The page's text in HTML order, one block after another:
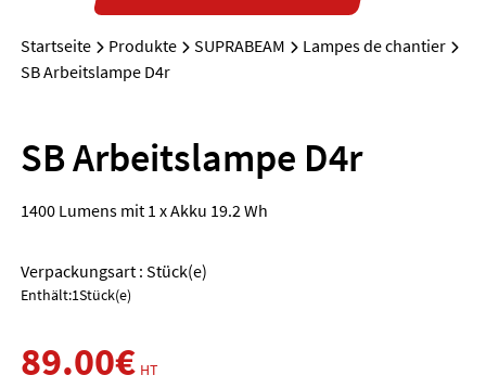
Startseite Produkte SUPRABEAM
Lampes de chantier
SB Arbeitslampe D4r
SB Arbeitslampe D4r
1400 Lumens mit 1 x Akku 19.2 Wh
Verpackungsart : Stück(e)
Enthält:1Stück(e)
89.00€ HT